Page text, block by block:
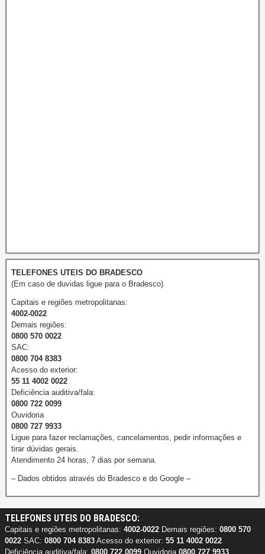
TELEFONES UTEIS DO BRADESCO
(Em caso de duvidas ligue para o Bradesco)
Capitais e regiões metropolitanas:
4002-0022
Demais regiões:
0800 570 0022
SAC:
0800 704 8383
Acesso do exterior:
55 11 4002 0022
Deficiência auditiva/fala:
0800 722 0099
Ouvidoria
0800 727 9933
Ligue para fazer reclamações, cancelamentos, pedir informações e
tirar dúvidas gerais.
Atendimento 24 horas, 7 dias por semana.
– Dados obtidos através do Bradesco e do Google –
TELEFONES UTEIS DO BRADESCO:
Capitais e regiões metropolitanas: 4002-0022 Demais regiões: 0800 570
0022 SAC: 0800 704 8383 Acesso do exterior: 55 11 4002 0022
Deficiência auditiva/fala: 0800 722 0099 Ouvidoria 0800 727 9933